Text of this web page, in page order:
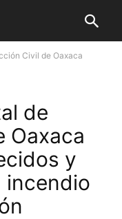
Civil de Oaxaca
de
Oaxaca
y
incendio